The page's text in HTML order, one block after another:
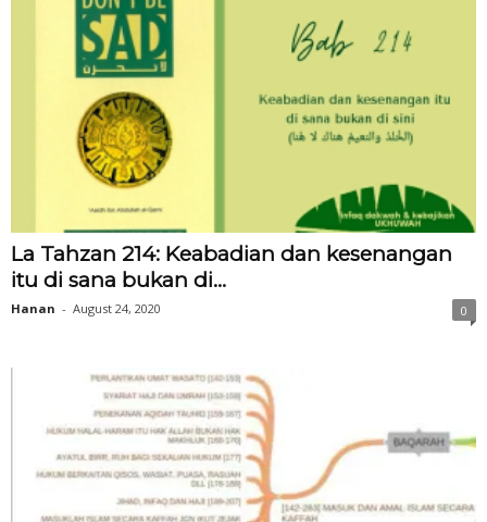
La Tahzan 214: Keabadian dan kesenangan
itu di sana bukan di...
Hanan - August 24, 2020 0